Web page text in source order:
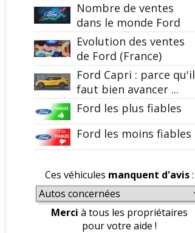
Nombre de ventes
dans le monde Ford
Evolution des ventes
de Ford (France)
Ford Capri : parce qu'il
faut bien avancer ...
Ford les plus fiables
Ford les moins fiables
Ces véhicules manquent d'avis:
Merci à tous les propriétaires
pour votre aide !